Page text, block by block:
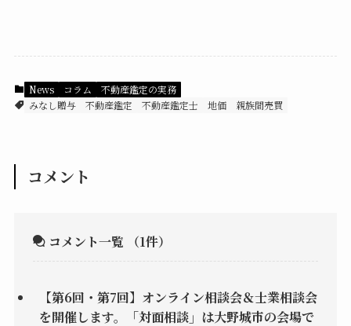
News コラム
不動産鑑定の実務
みなし贈与
不動産鑑定 不動産鑑定士 地価 親族間売買
コメント
コメント一覧 （1件）
【第6回・第7回】オンライン相談会＆士業相談会
を開催します。「対面相談」は大野城市の会場で